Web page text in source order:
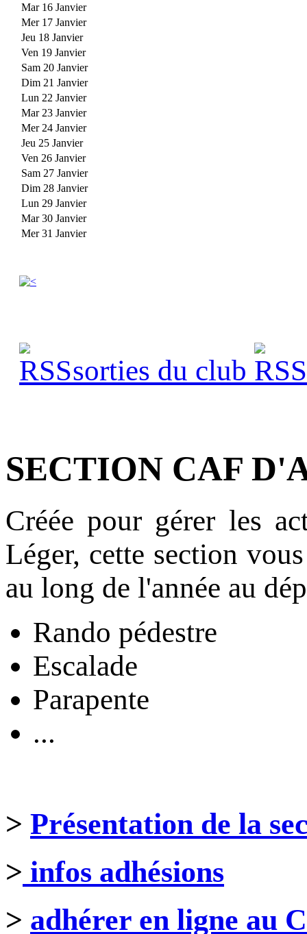
Mar 16 Janvier
Mer 17 Janvier
Jeu 18 Janvier
Ven 19 Janvier
Sam 20 Janvier
Dim 21 Janvier
Lun 22 Janvier
Mar 23 Janvier
Mer 24 Janvier
Jeu 25 Janvier
Ven 26 Janvier
Sam 27 Janvier
Dim 28 Janvier
Lun 29 Janvier
Mar 30 Janvier
Mer 31 Janvier
sorties du club
SECTION CAF
Créée pour gérer les
Léger, cette section
au long de l'année au
Rando pédestre
Escalade
Parapente
...
> Présentation de la
> infos adhésions
> adhérer en ligne au